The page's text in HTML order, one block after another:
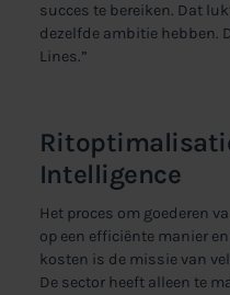
succes te bereiken. Dat
dezelfde ambitie hebben.
Lines.”
Intelligence
Het proces om goederen
op een efficiënte manier
kosten is de missie van
De sector heeft alleen te